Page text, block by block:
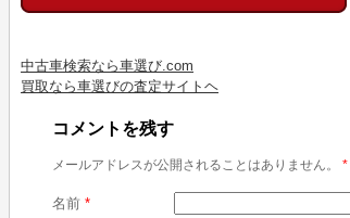
中古車検索なら車選び.com
買取なら車選びの査定サイトヘ
コメントを残す
メールアドレスが公開されることはありません。 *
名前 *